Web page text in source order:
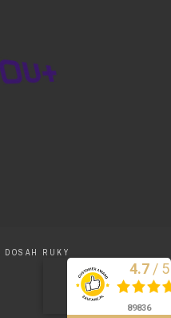
RUKY
Excelentne
4.7 / 5
89836